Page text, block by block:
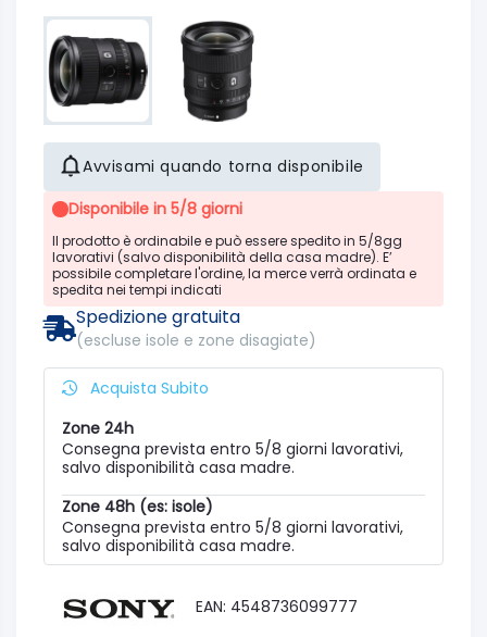
Avvisami quando torna disponibile
Disponibile in 5/8 giorni
Il prodotto è ordinabile e può essere spedito in 5/8gg
lavorativi (salvo disponibilità della casa madre). E’
possibile completare l'ordine, la merce verrà ordinata e
spedita nei tempi indicati
Spedizione gratuita
(escluse isole e zone disagiate)
Acquista Subito
Zone 24h
Consegna prevista entro 5/8 giorni lavorativi,
salvo disponibilità casa madre.
Zone 48h (es: isole)
Consegna prevista entro 5/8 giorni lavorativi,
salvo disponibilità casa madre.
EAN: 4548736099777